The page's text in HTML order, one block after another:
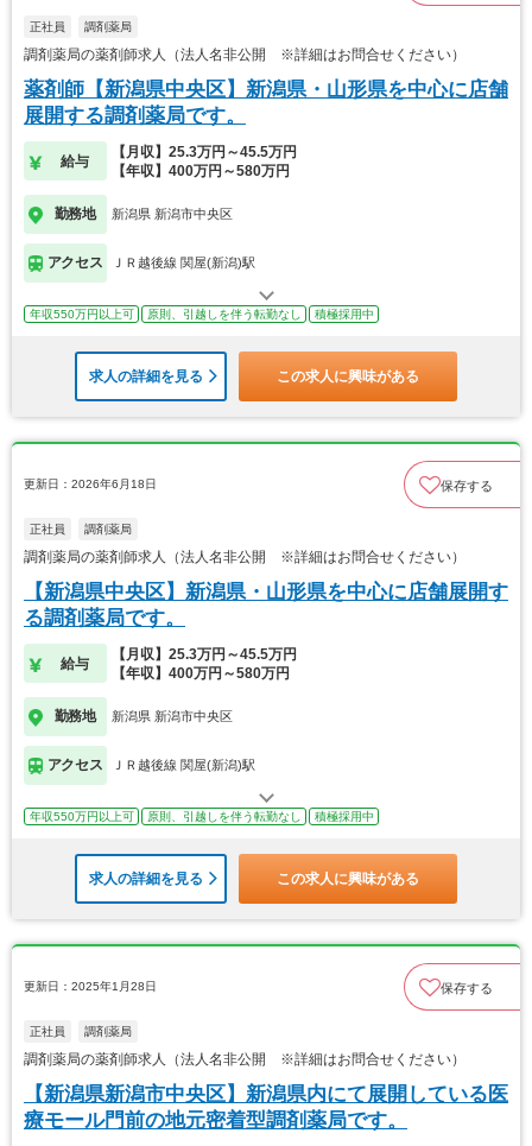
正社員 調剤薬局
調剤薬局の薬剤師求人（法人名非公開 ※詳細はお問合せください）
薬剤師【新潟県中央区】新潟県・山形県を中心に店舗
展開する調剤薬局です。
給与
【月収】25.3万円～45.5万円
【年収】400万円～580万円
勤務地 新潟県 新潟市中央区
アクセス ＪＲ越後線 関屋(新潟)駅
年収550万円以上可 原則、引越しを伴う転勤なし 積極採用中
求人の詳細を見る この求人に興味がある
更新日：2026年6月18日 保存する
正社員 調剤薬局
調剤薬局の薬剤師求人（法人名非公開 ※詳細はお問合せください）
【新潟県中央区】新潟県・山形県を中心に店舗展開す
る調剤薬局です。
給与
【月収】25.3万円～45.5万円
【年収】400万円～580万円
勤務地 新潟県 新潟市中央区
アクセス ＪＲ越後線 関屋(新潟)駅
年収550万円以上可 原則、引越しを伴う転勤なし 積極採用中
求人の詳細を見る この求人に興味がある
更新日：2025年1月28日 保存する
正社員 調剤薬局
調剤薬局の薬剤師求人（法人名非公開 ※詳細はお問合せください）
【新潟県新潟市中央区】新潟県内にて展開している医
療モール門前の地元密着型調剤薬局です。